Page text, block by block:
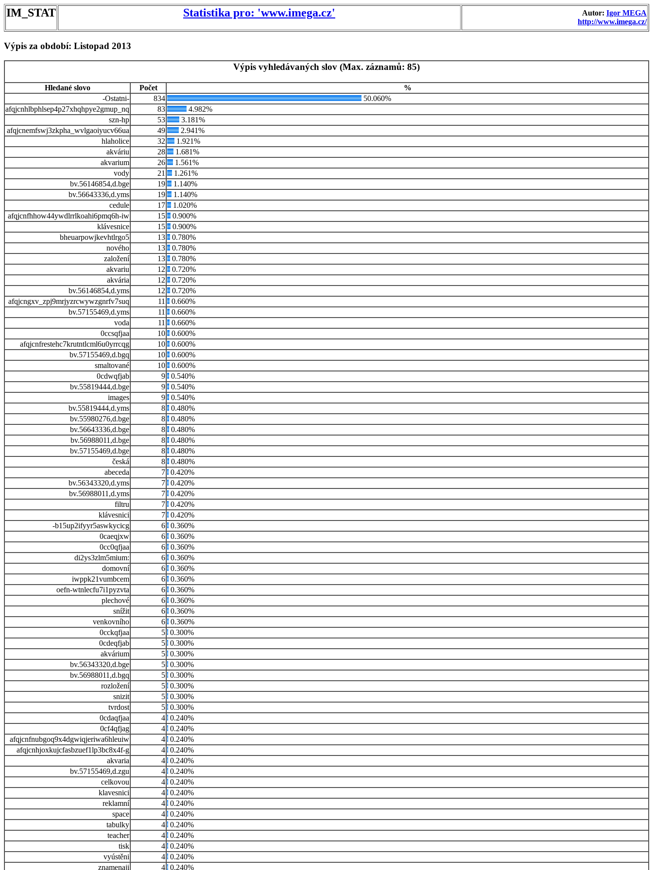
IM_STAT Statistika pro: 'www.imega.cz' Autor: Igor MEGA
http://www.imega.cz/
Výpis za období: Listopad 2013
Výpis vyhledávaných slov (Max. záznamů: 85)
Hledané slovo Počet
%
-Ostatni-
834
50.060%
afqjcnhlbphlsep4p27xhqhpye2gmup_nq
83
4.982%
szn-hp
53
3.181%
afqjcnemfswj3zkpha_wvlgaoiyucv66ua
49
2.941%
hlaholice
32
1.921%
akváriu
28
1.681%
akvarium
26
1.561%
vody
21
1.261%
bv.56146854,d.bge
19
1.140%
bv.56643336,d.yms
19
1.140%
cedule
17
1.020%
afqjcnfhhow44ywdlrrlkoahi6pmq6h-iw
15
0.900%
klávesnice
15
0.900%
bheuarpowjkevhtlrgo5
13
0.780%
nového
13
0.780%
založení
13
0.780%
akvariu
12
0.720%
akvária
12
0.720%
bv.56146854,d.yms
12
0.720%
afqjcngxv_zpj9mrjyzrcwywzgnrfv7suq
11
0.660%
bv.57155469,d.yms
11
0.660%
voda
11
0.660%
0ccsqfjaa
10
0.600%
afqjcnfrestehc7krutntlcml6u0yrrcqg
10
0.600%
bv.57155469,d.bgq
10
0.600%
smaltované
10
0.600%
0cdwqfjab
9
0.540%
bv.55819444,d.bge
9
0.540%
images
9
0.540%
bv.55819444,d.yms
8
0.480%
bv.55980276,d.bge
8
0.480%
bv.56643336,d.bge
8
0.480%
bv.56988011,d.bge
8
0.480%
bv.57155469,d.bge
8
0.480%
česká
8
0.480%
abeceda
7
0.420%
bv.56343320,d.yms
7
0.420%
bv.56988011,d.yms
7
0.420%
filtru
7
0.420%
klávesnici
7
0.420%
-b15up2ifyyr5aswkycicg
6
0.360%
0caeqjxw
6
0.360%
0cc0qfjaa
6
0.360%
di2ys3zlm5mium:
6
0.360%
domovní
6
0.360%
iwppk21vumbcem
6
0.360%
oefn-wtnlecfu7i1pyzvta
6
0.360%
plechové
6
0.360%
snížit
6
0.360%
venkovního
6
0.360%
0cckqfjaa
5 0.300%
0cdeqfjab
5 0.300%
akvárium
5 0.300%
bv.56343320,d.bge
5 0.300%
bv.56988011,d.bgq
5 0.300%
rozložení
5 0.300%
snizit
5 0.300%
tvrdost
5 0.300%
0cdaqfjaa
4 0.240%
0cf4qfjag
4 0.240%
afqjcnfnubgoq9x4dgwiqjeriwa6hleuiw
4 0.240%
afqjcnhjoxkujcfasbzuef1lp3bc8x4f-g
4 0.240%
akvaria
4 0.240%
bv.57155469,d.zgu
4 0.240%
celkovou
4 0.240%
klavesnici
4 0.240%
reklamní
4 0.240%
space
4 0.240%
tabulky
4 0.240%
teacher
4 0.240%
tisk
4 0.240%
vyústěni
4 0.240%
znamenaji
4 0.240%